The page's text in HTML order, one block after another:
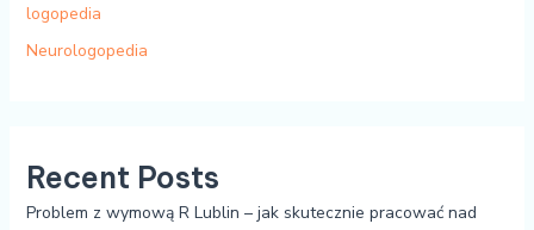
logopedia
Neurologopedia
Recent Posts
Problem z wymową R Lublin – jak skutecznie pracować nad